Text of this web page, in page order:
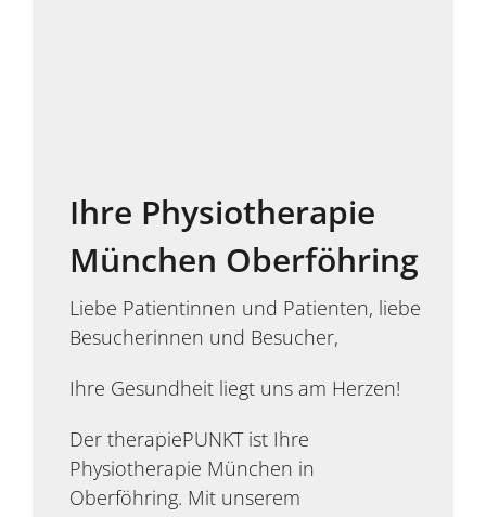
Ihre Physiotherapie
München Oberföhring
Liebe Patientinnen und Patienten, liebe
Besucherinnen und Besucher,
Ihre Gesundheit liegt uns am Herzen!
Der therapiePUNKT ist Ihre
Physiotherapie München in
Oberföhring. Mit unserem